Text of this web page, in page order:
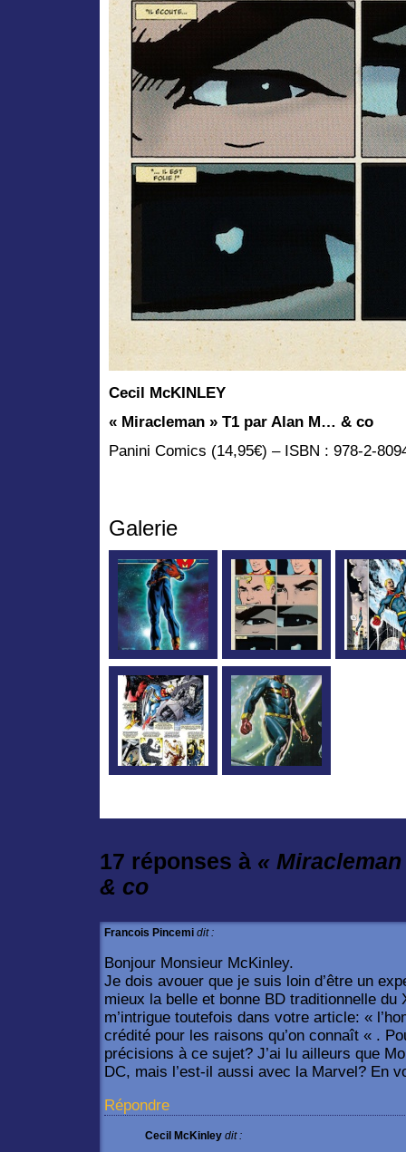
Cecil McKINLEY
« Miracleman » T1 par Alan M… & co
Panini Comics (14,95€) – ISBN : 978-2-
Galerie
17 réponses à «
& co
Francois Pincemi dit :
Bonjour Monsieur McKinley.
Je dois avouer que je suis loin d’être un
mieux la belle et bonne BD traditionnelle du
m’intrigue toutefois dans votre article: «
crédité pour les raisons qu’on connaît « .
précisions à ce sujet? J’ai lu ailleurs que
DC, mais l’est-il aussi avec la Marvel? En
Répondre
Cecil McKinley dit :